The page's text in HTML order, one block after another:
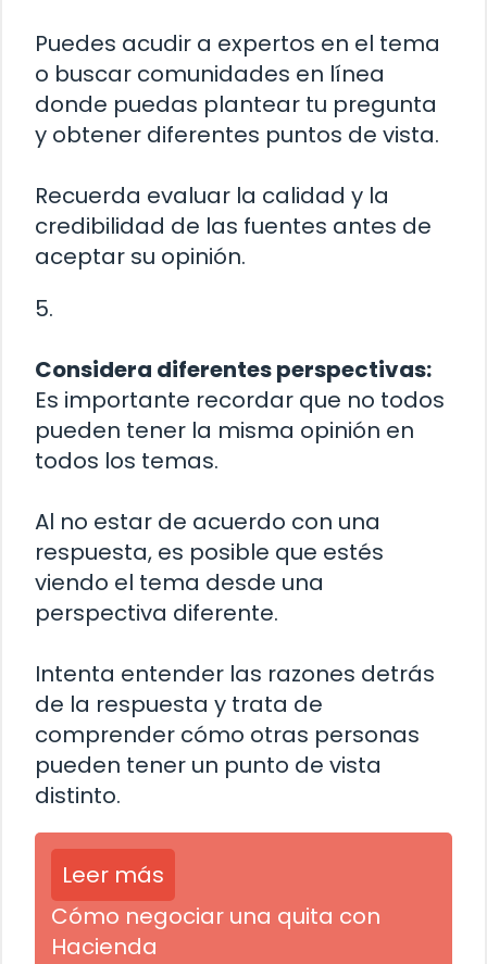
Puedes acudir a expertos en el tema
o buscar comunidades en línea
donde puedas plantear tu pregunta
y obtener diferentes puntos de vista.
Recuerda evaluar la calidad y la
credibilidad de las fuentes antes de
aceptar su opinión.
5.
Considera diferentes perspectivas:
Es importante recordar que no todos
pueden tener la misma opinión en
todos los temas.
Al no estar de acuerdo con una
respuesta, es posible que estés
viendo el tema desde una
perspectiva diferente.
Intenta entender las razones detrás
de la respuesta y trata de
comprender cómo otras personas
pueden tener un punto de vista
distinto.
Leer más
Cómo negociar una quita con
Hacienda